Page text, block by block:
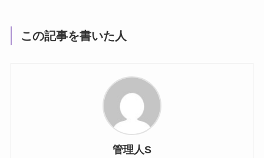
この記事を書いた人
管理人S